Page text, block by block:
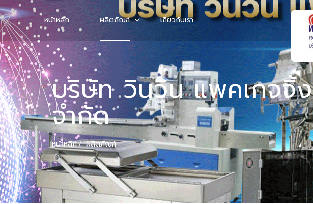
หน้าหลัก ผลิตภัณฑ์ เกี่ยวกับเรา
บริษัท วินวิน แพคเกจจิ้ง
จำกัด
หน้าหลัก ผลิตภัณฑ์